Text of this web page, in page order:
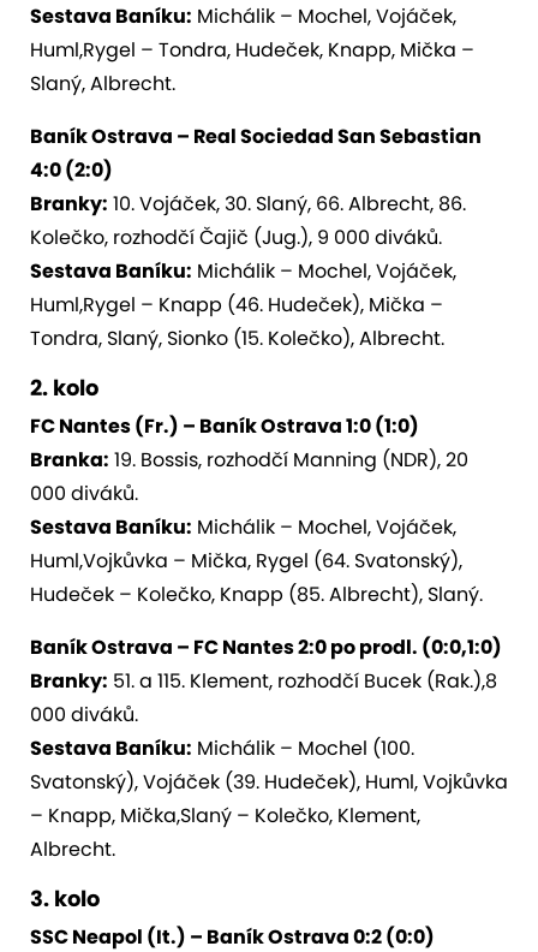
Sestava Baníku: Michálik – Mochel, Vojáček,
Huml,Rygel – Tondra, Hudeček, Knapp, Mička –
Slaný, Albrecht.
Baník Ostrava – Real Sociedad San Sebastian
4:0 (2:0)
Branky: 10. Vojáček, 30. Slaný, 66. Albrecht, 86.
Kolečko, rozhodčí Čajič (Jug.), 9 000 diváků.
Sestava Baníku: Michálik – Mochel, Vojáček,
Huml,Rygel – Knapp (46. Hudeček), Mička –
Tondra, Slaný, Sionko (15. Kolečko), Albrecht.
2. kolo
FC Nantes (Fr.) – Baník Ostrava 1:0 (1:0)
Branka: 19. Bossis, rozhodčí Manning (NDR), 20
000 diváků.
Sestava Baníku: Michálik – Mochel, Vojáček,
Huml,Vojkůvka – Mička, Rygel (64. Svatonský),
Hudeček – Kolečko, Knapp (85. Albrecht), Slaný.
Baník Ostrava – FC Nantes 2:0 po prodl. (0:0,1:0)
Branky: 51. a 115. Klement, rozhodčí Bucek (Rak.),8
000 diváků.
Sestava Baníku: Michálik – Mochel (100.
Svatonský), Vojáček (39. Hudeček), Huml, Vojkůvka
– Knapp, Mička,Slaný – Kolečko, Klement,
Albrecht.
3. kolo
SSC Neapol (It.) – Baník Ostrava 0:2 (0:0)